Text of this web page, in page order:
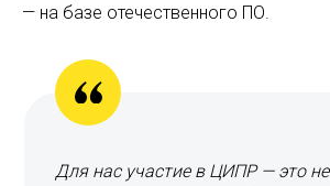
— на базе отечественного ПО.
Для нас участие в ЦИПР — это не